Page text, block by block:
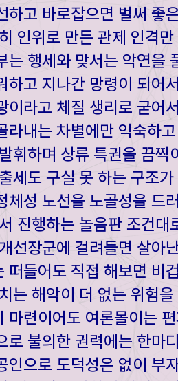
하고 바로잡으면 벌써
인위로 만든 관제 인격
는 행세와 맞서는 악연
하고 지나간 망령이 되어
이라고 체질 생리로 굳
라내는 차별에만 익숙하
휘하며 상류 특권을 끔
세도 구실 못 하는 구조
체성 노선을 노골성을 드
진행하는 놀음판 조건
선장군에 걸려들면 살
떠들어도 직접 해보면 비
는 해악이 더 없는 위험
마련이어도 여론몰이는
로 불의한 권력에는 한
인으로 도덕성은 없이